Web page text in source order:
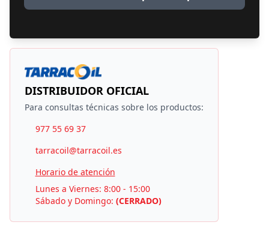
DISTRIBUIDOR OFICIAL
Para consultas técnicas sobre los productos:
977 55 69 37
tarracoil@tarracoil.es
Horario de atención
Lunes a Viernes: 8:00 - 15:00
Sábado y Domingo: (CERRADO)